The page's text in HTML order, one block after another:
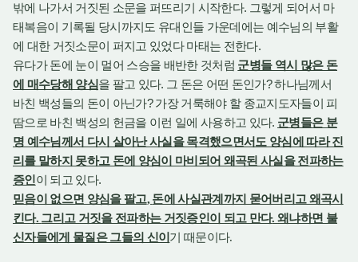
밖에 나가서 거짓된 소문을 퍼뜨리기 시작한다. 그렇게 되어서 마
태복음이 기록될 당시까지도 유대인들 가운데에는 예수님의 부활
에 대한 거짓소문이 퍼지고 있었다 마태는 전한다.
유다가 돈에 눈이 멀어 스승을 배반한 것처럼 군병들 역시 많은 돈
에 매수당해 양심을 팔고 있다. 그 돈은 어떤 돈인가?하나님께서
바친 백성들의 돈이 아닌가?가장 거룩해야 할 종교지도자들이 피
땀으로 바친 백성의 헌금을 이런 일에 사용하고 있다. 군병들은 분
명 예수님께서 다시 살아난 사실을 목격했으면서도 양심에 따라 진
리를 말하지 못하고 돈에 양심이 마비되어 왜곡된 사실을 전파하는
증인 이 되고 있다.
믿음이 없으면 양심을 팔고, 돈에 사실관계까지 묻어버리고 왜곡시
킨다. 그리고 거짓을 전파하는 거짓증인이 되고 만다.왜냐하면 불
신자들에게 물질은 그들의 신이 기 때문이다.